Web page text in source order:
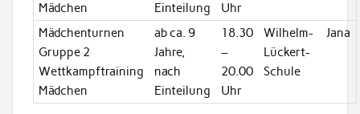
Mädchen
Einteilung
Uhr
Mädchenturnen
Gruppe 2
Wettkampftraining
Mädchen
ab ca. 9
Jahre,
nach
Einteilung
18.30
–
20.00
Uhr
Wilhelm-
Lückert-
Schule
Jana